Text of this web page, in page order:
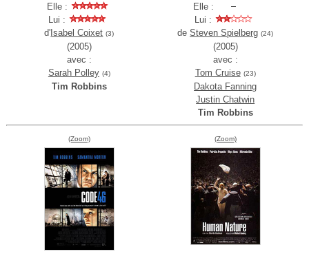
Elle :
Lui :
d' Isabel Coixet (3)
(2005)
avec :
Sarah Polley (4)
Tim Robbins
Elle :
Lui :
deSteven Spielberg (24)
(2005)
avec :
Tom Cruise (23)
Dakota Fanning
Justin Chatwin
Tim Robbins
(Zoom) (Zoom)